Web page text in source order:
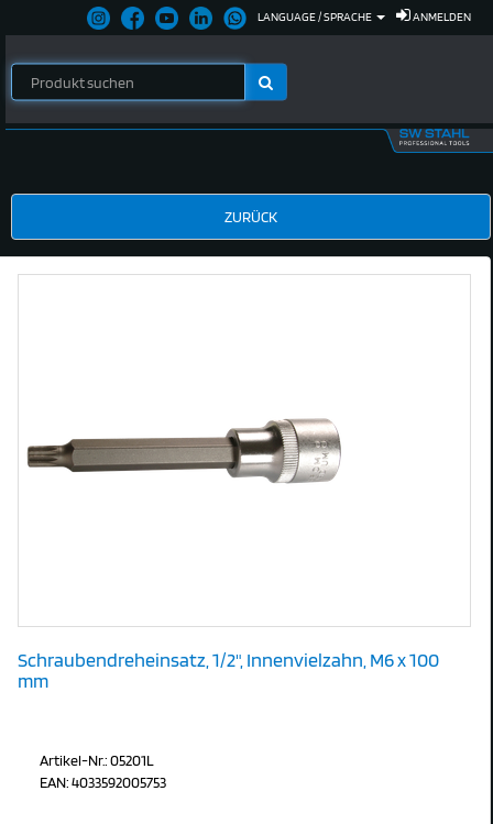
ANMELDEN
LANGUAGE / SPRACHE
Schraubendreheinsatz, 1/2", Innenvielzahn, M6 x 100
mm
Artikel-Nr.: 05201L
EAN: 4033592005753